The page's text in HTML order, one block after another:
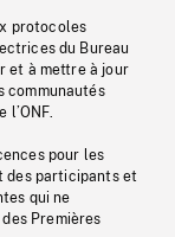
protocoles
du Bureau
et à mettre à jour
communautés
pour les
des participants et
qui ne
Premières